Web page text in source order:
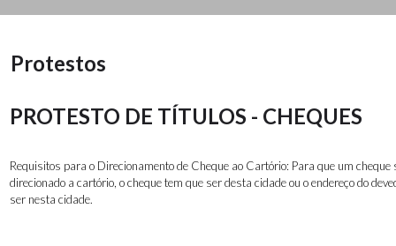
Protestos
PROTESTO DE TÍTULOS - CHEQUES
Requisitos para o Direcionamento de Cheque ao Cartório: Para que um cheque
direcionado a cartório, o cheque tem que ser desta cidade ou o endereço do
ser nesta cidade.